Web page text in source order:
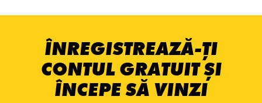
ÎNREGISTREAZĂ-ȚI
CONTUL GRATUIT ȘI
ÎNCEPE SĂ VINZI